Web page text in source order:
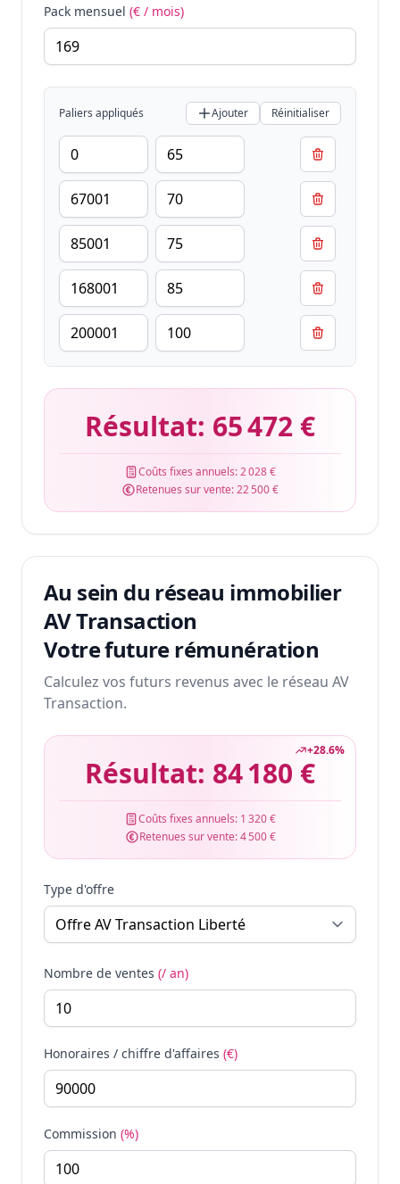
Pack mensuel (€ / mois)
Paliers appliqués Ajouter Réinitialiser
Résultat: 65 472 €
Coûts fixes annuels:2 028 €
Retenues sur vente:22 500 €
Au sein du réseau immobilier
AV Transaction
Votre future rémunération
Calculez vos futurs revenus avec le réseau AV
Transaction.
+28.6%
Résultat: 84 180 €
Coûts fixes annuels: 1 320 €
Retenues sur vente:4 500 €
Type d'offre
Nombre de ventes (/ an)
Honoraires / chiffre d'affaires (€)
Commission (%)